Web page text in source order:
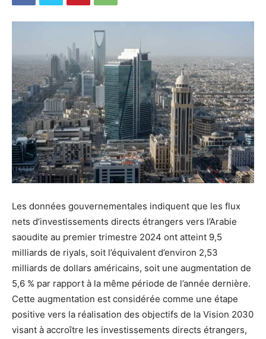
Les données gouvernementales indiquent que les flux
nets d’investissements directs étrangers vers l’Arabie
saoudite au premier trimestre 2024 ont atteint 9,5
milliards de riyals, soit l’équivalent d’environ 2,53
milliards de dollars américains, soit une augmentation de
5,6 % par rapport à la même période de l’année dernière.
Cette augmentation est considérée comme une étape
positive vers la réalisation des objectifs de la Vision 2030
visant à accroître les investissements directs étrangers,